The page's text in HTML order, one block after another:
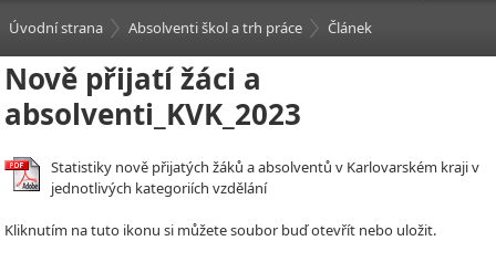
Úvodní strana Absolventi škol a trh práce Článek
Nově přijatí žáci a
absolventi_KVK_2023
Statistiky nově přijatých žáků a absolventů v Karlovarském kraji v
jednotlivých kategoriích vzdělání
Kliknutím na tuto ikonu si můžete soubor buď otevřít nebo uložit.